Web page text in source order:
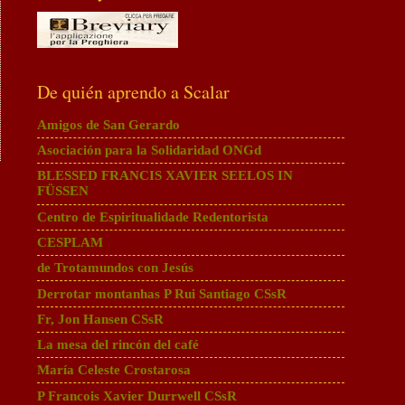
De quién aprendo a Scalar
Amigos de San Gerardo
Asociación para la Solidaridad ONGd
BLESSED FRANCIS XAVIER SEELOS IN
FÜSSEN
Centro de Espiritualidade Redentorista
CESPLAM
de Trotamundos con Jesús
Derrotar montanhas P Rui Santiago CSsR
Fr, Jon Hansen CSsR
La mesa del rincón del café
María Celeste Crostarosa
P Francois Xavier Durrwell CSsR